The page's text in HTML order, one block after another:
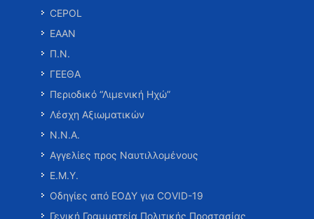
CEPOL
ΕΑΑΝ
Π.Ν.
ΓΕΕΘΑ
Περιοδικό “Λιμενική Ηχώ”
Λέσχη Αξιωματικών
Ν.Ν.Α.
Αγγελίες προς Ναυτιλλομένους
Ε.Μ.Υ.
Οδηγίες από ΕΟΔΥ για COVID-19
Γενική Γραμματεία Πολιτικής Προστασίας